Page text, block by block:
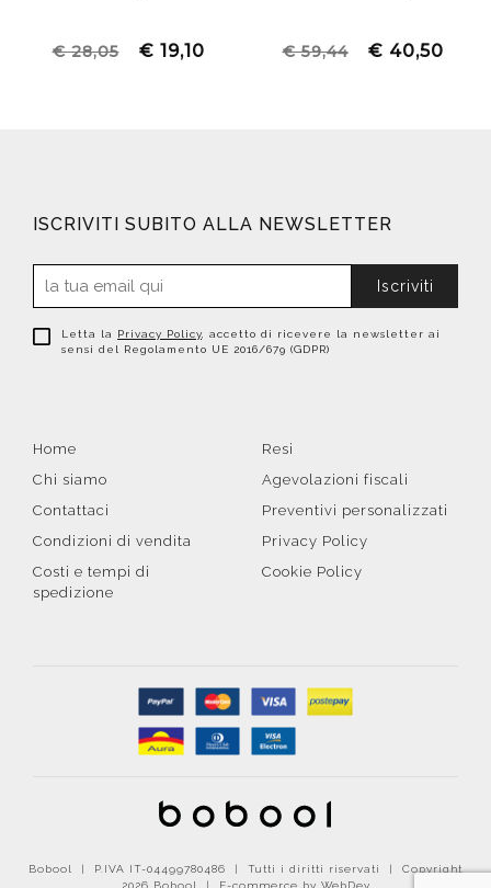
€ 28,05 € 19,10 € 59,44 € 40,50
ISCRIVITI SUBITO ALLA NEWSLETTER
Iscriviti
Letta la Privacy Policy , accetto di ricevere la newsletter ai
sensi del Regolamento UE 2016/679 (GDPR)
Home
Chi siamo
Contattaci
Condizioni di vendita
Costi e tempi di
spedizione
Resi
Agevolazioni fiscali
Preventivi personalizzati
Privacy Policy
Cookie Policy
Bobool | P.IVA IT-04499780486 | Tutti i diritti riservati | Copyright
2026 Bobool |
E-commerce by WebDev